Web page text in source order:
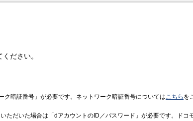
ださい。
ク暗証番号」が必要です。ネットワーク暗証番号についてはこちら を
ただいた場合は「dアカウントのID／パスワード」が必要です。ドコ